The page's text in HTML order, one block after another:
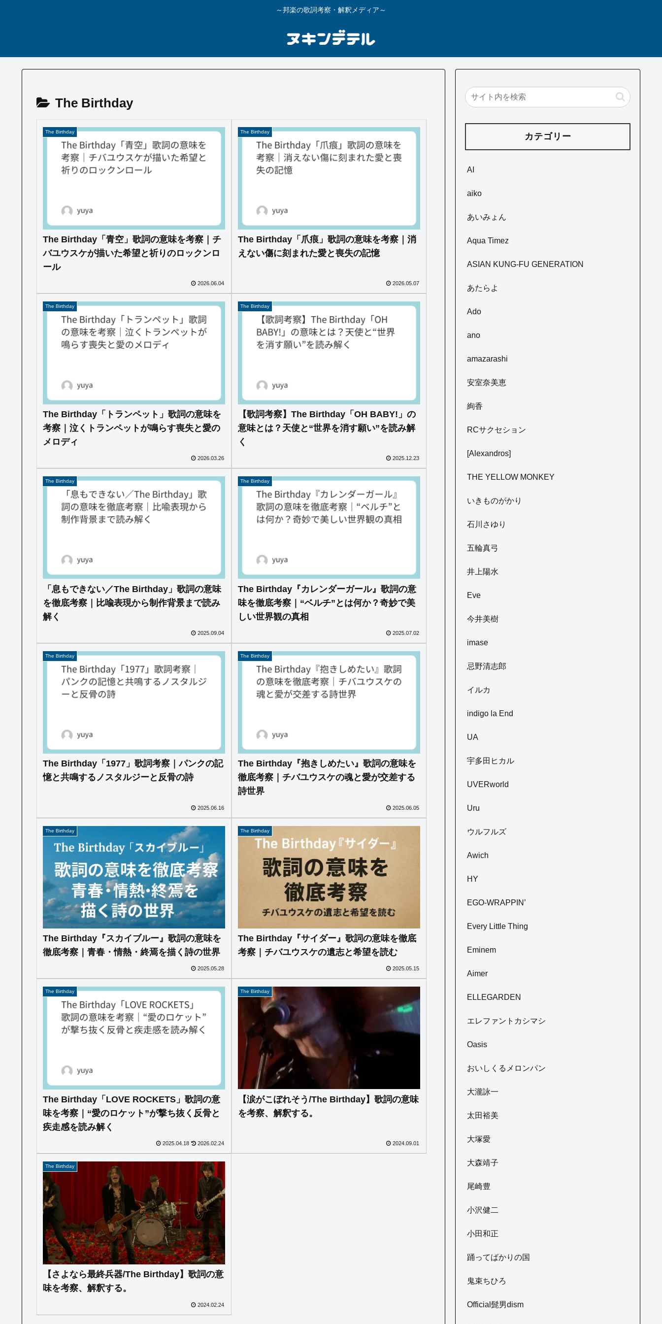
～邦楽の歌詞考察・解釈メディア～
The Birthday
The Birthday
The Birthday「青空」歌詞の意味を考察｜チ
バユウスケが描いた希望と祈りのロックンロ
ール
2026.06.04
The Birthday
The Birthday「爪痕」歌詞の意味を考察｜消
えない傷に刻まれた愛と喪失の記憶
2026.05.07
The Birthday
The Birthday「トランペット」歌詞の意味を
考察｜泣くトランペットが鳴らす喪失と愛の
メロディ
2026.03.26
The Birthday
【歌詞考察】The Birthday「OH BABY!」の
意味とは？天使と“世界を消す願い”を読み解
く
2025.12.23
The Birthday
「息もできない／The Birthday」歌詞の意味
を徹底考察｜比喩表現から制作背景まで読み
解く
2025.09.04
The Birthday
The Birthday『カレンダーガール』歌詞の意
味を徹底考察｜“ベルチ”とは何か？奇妙で美
しい世界観の真相
2025.07.02
The Birthday
The Birthday「1977」歌詞考察｜パンクの記
憶と共鳴するノスタルジーと反骨の詩
2025.06.16
The Birthday
The Birthday『抱きしめたい』歌詞の意味を
徹底考察｜チバユウスケの魂と愛が交差する
詩世界
2025.06.05
The Birthday
The Birthday『スカイブルー』歌詞の意味を
徹底考察｜青春・情熱・終焉を描く詩の世界
2025.05.28
The Birthday
The Birthday『サイダー』歌詞の意味を徹底
考察｜チバユウスケの遺志と希望を読む
2025.05.15
The Birthday
The Birthday「LOVE ROCKETS」歌詞の意
味を考察｜“愛のロケット”が撃ち抜く反骨と
疾走感を読み解く
2025.04.18 2026.02.24
The Birthday
【涙がこぼれそう/The Birthday】歌詞の意味
を考察、解釈する。
2024.09.01
The Birthday
【さよなら最終兵器/The Birthday】歌詞の意
味を考察、解釈する。
2024.02.24
カテゴリー
AI
aiko
あいみょん
Aqua Timez
ASIAN KUNG-FU GENERATION
あたらよ
Ado
ano
amazarashi
安室奈美恵
絢香
RCサクセション
[Alexandros]
THE YELLOW MONKEY
いきものがかり
石川さゆり
五輪真弓
井上陽水
Eve
今井美樹
imase
忌野清志郎
イルカ
indigo la End
UA
宇多田ヒカル
UVERworld
Uru
ウルフルズ
Awich
HY
EGO-WRAPPIN’
Every Little Thing
Eminem
Aimer
ELLEGARDEN
エレファントカシマシ
Oasis
おいしくるメロンパン
大瀧詠一
太田裕美
大塚愛
大森靖子
尾崎豊
小沢健二
小田和正
踊ってばかりの国
鬼束ちひろ
Official髭男dism